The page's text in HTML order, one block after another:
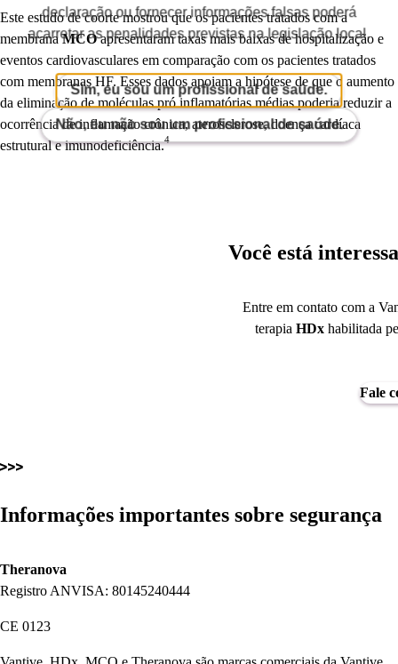
Este estudo de coorte mostrou que os pacientes tratados com a
membranaMCOapresentaram taxas mais baixas de hospitalização e
eventos cardiovasculares em comparação com os pacientes tratados
com membranas HF. Esses dados apoiam a hipótese de que o aumento
da eliminação de moléculas pró inflamatórias médias poderia reduzir a
ocorrência de inflamação crônica, aterosclerose, doença cardíaca
estrutural e imunodeficiência.4
Você está
Entre em contato com a
terapia HDx habilitada
Fale
Informações importantes sobre segurança
Theranova
Registro ANVISA: 80145240444
CE 0123
declaração ou fornecer informações falsas poderá
acarretar as penalidades previstas na legislação local.
Sim, eu sou um profissional de saúde.
Não, eu não sou um profissional de saúde.